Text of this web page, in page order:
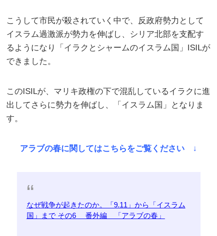
こうして市民が殺されていく中で、反政府勢力として
イスラム過激派が勢力を伸ばし、シリア北部を支配す
るようになり「イラクとシャームのイスラム国」ISILが
できました。
このISILが、マリキ政権の下で混乱しているイラクに進
出してさらに勢力を伸ばし、「イスラム国」となりま
す。
アラブの春に関してはこちらをご覧ください ↓
なぜ戦争が起きたのか。「9.11」から「イスラム
国」まで その6 番外編 「アラブの春」